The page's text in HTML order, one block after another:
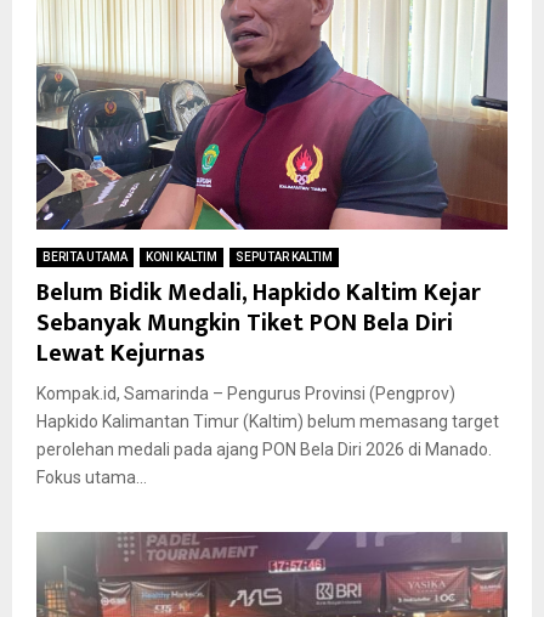
BERITA UTAMA KONI KALTIM SEPUTAR KALTIM
Belum Bidik Medali, Hapkido Kaltim Kejar
Sebanyak Mungkin Tiket PON Bela Diri
Lewat Kejurnas
Kompak.id, Samarinda – Pengurus Provinsi (Pengprov)
Hapkido Kalimantan Timur (Kaltim) belum memasang target
perolehan medali pada ajang PON Bela Diri 2026 di Manado.
Fokus utama...